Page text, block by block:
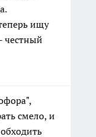
ищу
честный
смело, и